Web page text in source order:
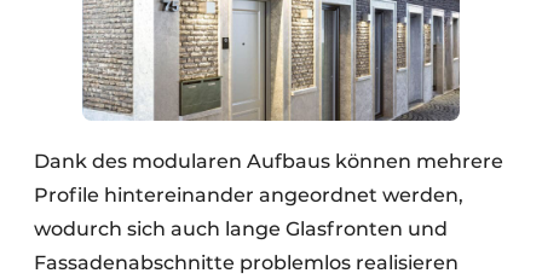
Dank des modularen Aufbaus können mehrere
Profile hintereinander angeordnet werden,
wodurch sich auch lange Glasfronten und
Fassadenabschnitte problemlos realisieren